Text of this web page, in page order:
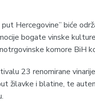
Hercegovine” biće
bogate vinske
komore BiH
23 renomirane
žilavke i blatine, te